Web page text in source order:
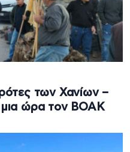
των Χανίων –
μια ώρα τον ΒΟΑΚ